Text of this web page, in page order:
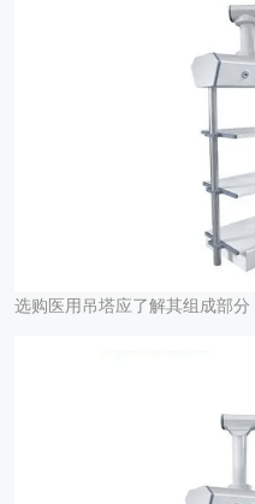
选购医用吊塔应了解其组成部分